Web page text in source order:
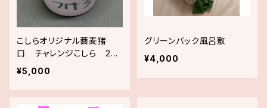
こしらオリジナル蕎麦猪
口 チャレンジこしら 202
1年9月分作品、こしらサイン
入り手ぬぐいセット
¥5,000
グリーンバック風呂敷
¥4,000